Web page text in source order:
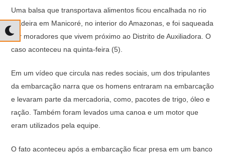
at
s
A
p
c
e
b
o
o
k
e
gr
a
p
y
Li
n
k
Uma balsa que transportava alimentos ficou encalhada no rio
Madeira em Manicoré, no interior do Amazonas, e foi saqueada
por moradores que vivem próximo ao Distrito de Auxiliadora. O
caso aconteceu na quinta-feira (5).
Em um vídeo que circula nas redes sociais, um dos tripulantes
da embarcação narra que os homens entraram na embarcação
e levaram parte da mercadoria, como, pacotes de trigo, óleo e
ração. Também foram levados uma canoa e um motor que
eram utilizados pela equipe.
O fato aconteceu após a embarcação ficar presa em um banco